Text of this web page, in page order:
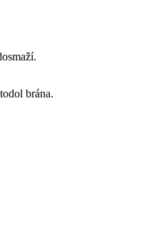
brána.